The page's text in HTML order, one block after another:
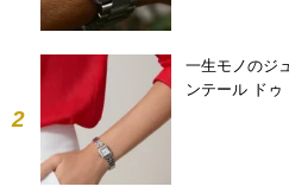
2
一生モノのジ
ンテール ドゥ